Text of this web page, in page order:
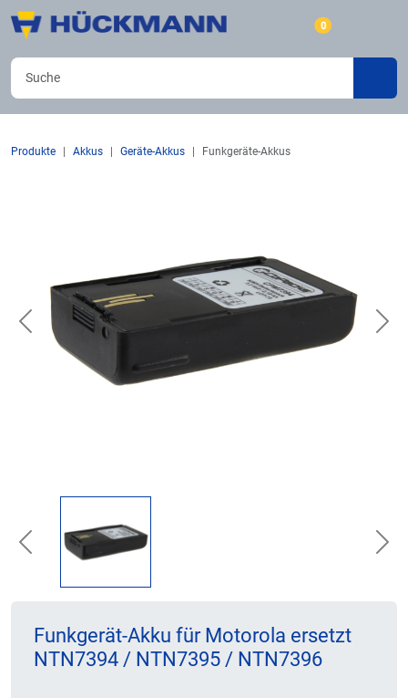
0
Produkte Akkus Geräte-Akkus Funkgeräte-Akkus
Previous
Previous
Funkgerät-Akku für Motorola ersetzt
NTN7394 / NTN7395 / NTN7396